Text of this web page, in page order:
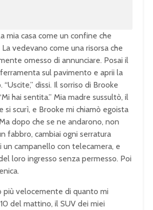
mia casa come un confine che
vedevano come una risorsa che
omesso di annunciare. Posai il
sul pavimento e aprii la
“Uscite,” dissi. Il sorriso di Brooke
hai sentita.” Mia madre sussultò, il
si scurì, e Brooke mi chiamò egoista
dopo che se ne andarono, non
fabbro, cambiai ogni serratura
un campanello con telecamera, e
loro ingresso senza permesso. Poi
più velocemente di quanto mi
del mattino, il SUV dei miei